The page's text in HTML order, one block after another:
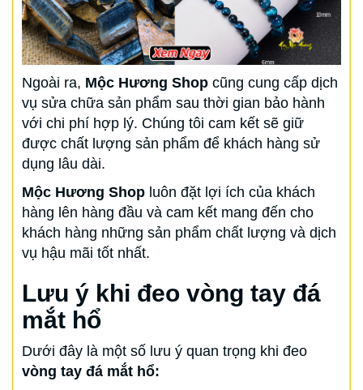
Ngoài ra, Mộc Hương Shop cũng cung cấp dịch
vụ sửa chữa sản phẩm sau thời gian bảo hành
với chi phí hợp lý. Chúng tôi cam kết sẽ giữ
được chất lượng sản phẩm để khách hàng sử
dụng lâu dài.
Mộc Hương Shop luôn đặt lợi ích của khách
hàng lên hàng đầu và cam kết mang đến cho
khách hàng những sản phẩm chất lượng và dịch
vụ hậu mãi tốt nhất.
Lưu ý khi đeo vòng tay đá
mắt hổ
Dưới đây là một số lưu ý quan trọng khi đeo
vòng tay đá mắt hổ: